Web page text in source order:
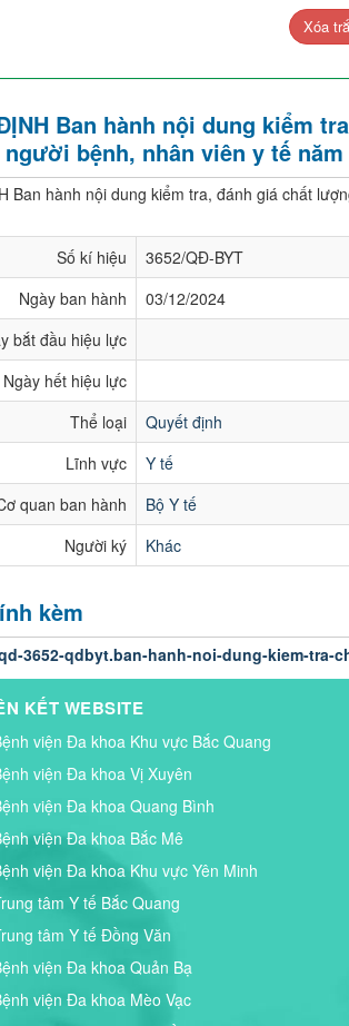
Ban hành nội dung kiểm
bệnh, nhân viên y tế năm
Ban hành nội dung kiểm tra, đánh giá chất
Số kí hiệu
3652/QĐ-BYT
Ngày ban hành
03/12/2024
bắt đầu hiệu lực
Ngày hết hiệu lực
Thể loại
Quyết định
Lĩnh vực
Y tế
quan ban hành
Bộ Y tế
Người ký
Khác
kèm
3652-qdbyt.ban-hanh-noi-dung-kiem-tra-
KẾT WEBSITE
viện Đa khoa Khu vực Bắc Quang
viện Đa khoa Vị Xuyên
viện Đa khoa Quang Bình
viện Đa khoa Bắc Mê
viện Đa khoa Khu vực Yên Minh
tâm Y tế Bắc Quang
tâm Y tế Đồng Văn
viện Đa khoa Quản Bạ
viện Đa khoa Mèo Vạc